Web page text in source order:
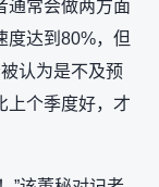
通常会做两方面
度达到80%，但
认为是不及预
上个季度好，才